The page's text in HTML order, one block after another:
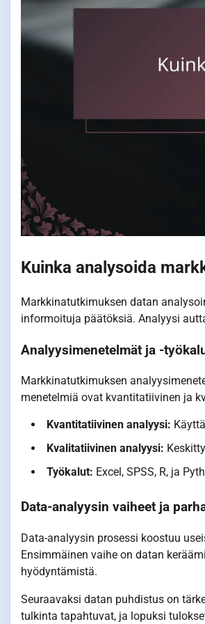
Kuinka analysoida
Markkinatutkimuksen datan
informoituja päätöksiä. Analyysi
Analyysimenetelmät ja -
Markkinatutkimuksen
menetelmiä ovat kvantitatiivinen ja
Kvantitatiivinen analyysi:
Kvalitatiivinen analyysi:
Työkalut: Excel, SPSS, R, ja
Data-analyysin vaiheet ja
Data-analyysin prosessi koostuu
Ensimmäinen vaihe on datan
hyödyntämistä.
Seuraavaksi datan puhdistus on
tulkinta tapahtuvat, ja lopuksi